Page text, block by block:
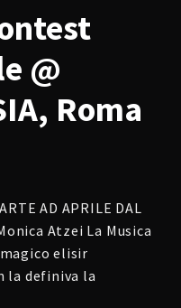
@
Roma
AD APRILE DAL
Atzei La Musica
elisir
la definiva la